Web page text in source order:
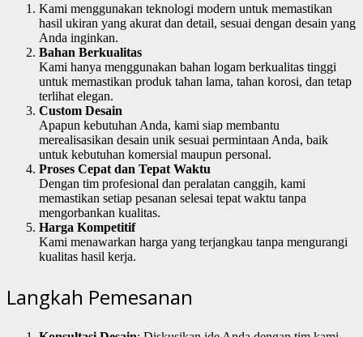
Kami menggunakan teknologi modern untuk memastikan
hasil ukiran yang akurat dan detail, sesuai dengan desain yang
Anda inginkan.
Bahan Berkualitas
Kami hanya menggunakan bahan logam berkualitas tinggi
untuk memastikan produk tahan lama, tahan korosi, dan tetap
terlihat elegan.
Custom Desain
Apapun kebutuhan Anda, kami siap membantu
merealisasikan desain unik sesuai permintaan Anda, baik
untuk kebutuhan komersial maupun personal.
Proses Cepat dan Tepat Waktu
Dengan tim profesional dan peralatan canggih, kami
memastikan setiap pesanan selesai tepat waktu tanpa
mengorbankan kualitas.
Harga Kompetitif
Kami menawarkan harga yang terjangkau tanpa mengurangi
kualitas hasil kerja.
Langkah Pemesanan